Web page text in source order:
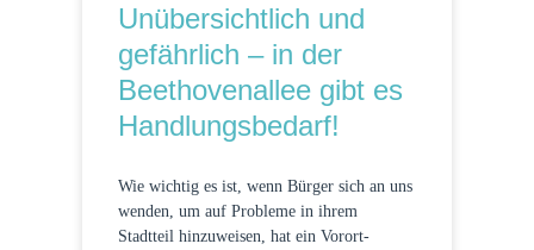
Unübersichtlich und
gefährlich – in der
Beethovenallee gibt es
Handlungsbedarf!
Wie wichtig es ist, wenn Bürger sich an uns
wenden, um auf Probleme in ihrem
Stadtteil hinzuweisen, hat ein Vorort-